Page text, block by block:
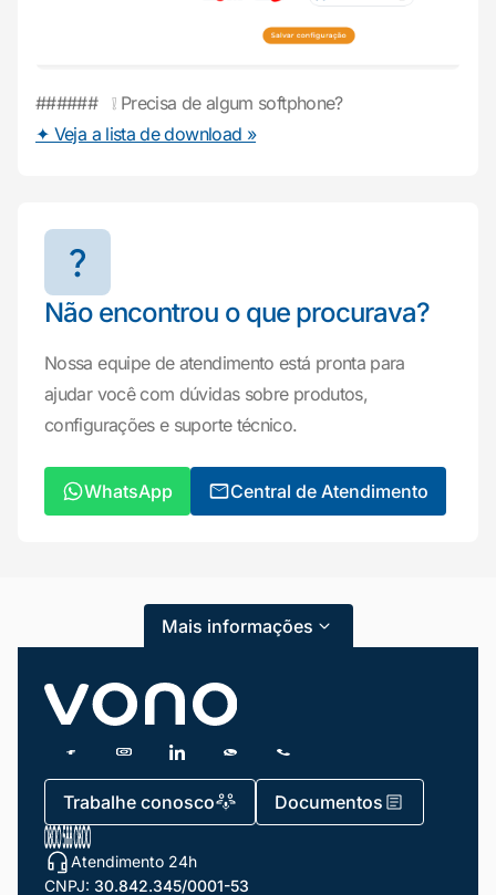
###### ❕ Precisa de algum softphone?
✦ Veja a lista de download »
Não encontrou o que procurava?
Nossa equipe de atendimento está pronta para
ajudar você com dúvidas sobre produtos,
configurações e suporte técnico.
WhatsApp Central de Atendimento
Mais informações
Trabalhe conosco Documentos
Atendimento 24h
CNPJ: 30.842.345/0001-53
Mariana da Vono